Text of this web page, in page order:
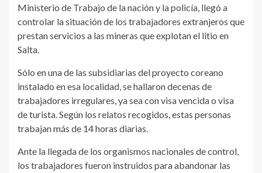
Ministerio de Trabajo de la nación y la policía, llegó a
controlar la situación de los trabajadores extranjeros que
prestan servicios a las mineras que explotan el litio en
Salta.
Sólo en una de las subsidiarias del proyecto coreano
instalado en esa localidad, se hallaron decenas de
trabajadores irregulares, ya sea con visa vencida o visa
de turista. Según los relatos recogidos, estas personas
trabajan más de 14 horas diarias.
Ante la llegada de los organismos nacionales de control,
los trabajadores fueron instruidos para abandonar las